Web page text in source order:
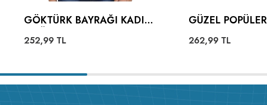
GÖKTÜRK BAYRAĞI KADIN
252,99 TL
GÜZEL
TIŞÖRT
262,99 TL